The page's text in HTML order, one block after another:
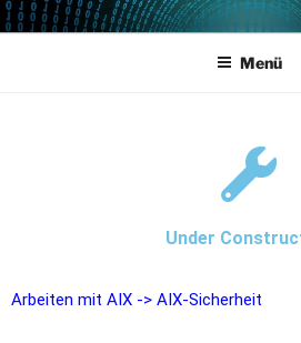
POWERCAMPUS
Home of the LPAR-Tool
Menü
Under
Arbeiten mit AIX -> AIX-Sicherheit